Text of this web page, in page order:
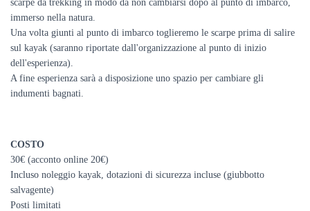
scarpe da trekking in modo da non cambiarsi dopo al punto di imbarco,
immerso nella natura.
Una volta giunti al punto di imbarco toglieremo le scarpe prima di salire
sul kayak (saranno riportate dall'organizzazione al punto di inizio
dell'esperienza).
A fine esperienza sarà a disposizione uno spazio per cambiare gli
indumenti bagnati.
COSTO
30€ (acconto online 20€)
Incluso noleggio kayak, dotazioni di sicurezza incluse (giubbotto
salvagente)
Posti limitati